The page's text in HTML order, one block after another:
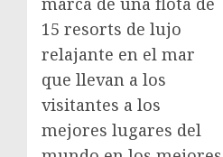
15 resorts de lujo
relajante en el mar
que llevan a los
visitantes a los
mejores lugares del